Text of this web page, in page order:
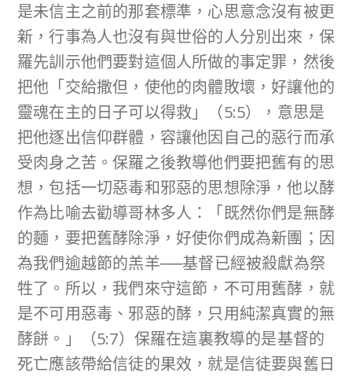
是未信主之前的那套標準，心思意念沒有被更
新，行事為人也沒有與世俗的人分別出來，保
羅先訓示他們要對這個人所做的事定罪，然後
把他「交給撒但，使他的肉體敗壞，好讓他的
靈魂在主的日子可以得救」（5:5），意思是
把他逐出信仰群體，容讓他因自己的惡行而承
受肉身之苦。保羅之後教導他們要把舊有的思
想，包括一切惡毒和邪惡的思想除淨，他以酵
作為比喻去勸導哥林多人：「既然你們是無酵
的麵，要把舊酵除淨，好使你們成為新團；因
為我們逾越節的羔羊──基督已經被殺獻為祭
牲了。所以，我們來守這節，不可用舊酵，就
是不可用惡毒、邪惡的酵，只用純潔真實的無
酵餅。」（5:7）保羅在這裏教導的是基督的
死亡應該帶給信徒的果效，就是信徒要與舊日